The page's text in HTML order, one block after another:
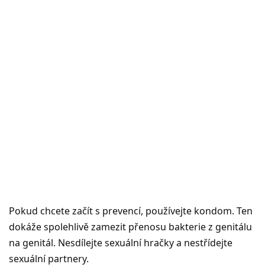
Pokud chcete začít s prevencí, používejte kondom. Ten
dokáže spolehlivě zamezit přenosu bakterie z genitálu
na genitál. Nesdílejte sexuální hračky a nestřídejte
sexuální partnery.